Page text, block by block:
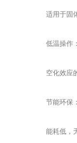
适用于固体
低温操作：
空化效应的
节能环保：
能耗低，无